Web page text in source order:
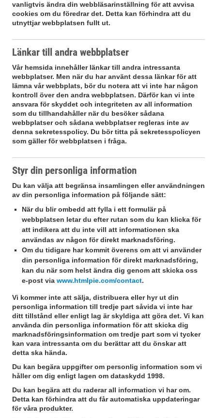
vanligtvis ändra din webbläsarinställning för att avvisa
cookies om du föredrar det. Detta kan förhindra att du
utnyttjar webbplatsen fullt ut.
Länkar till andra webbplatser
Vår hemsida innehåller länkar till andra intressanta
webbplatser. Men när du har använt dessa länkar för att
lämna vår webbplats, bör du notera att vi inte har någon
kontroll över den andra webbplatsen. Därför kan vi inte
ansvara för skyddet och integriteten av all information
som du tillhandahåller när du besöker sådana
webbplatser och sådana webbplatser regleras inte av
denna sekretesspolicy. Du bör titta på sekretesspolicyen
som gäller för webbplatsen i fråga.
Styr din personliga information
Du kan välja att begränsa insamlingen eller användningen
av din personliga information på följande sätt:
När du blir ombedd att fylla i ett formulär på
webbplatsen letar du efter rutan som du kan klicka för
att indikera att du inte vill att informationen ska
användas av någon för direkt marknadsföring.
Om du tidigare har kommit överens om att vi använder
din personliga information för direkt marknadsföring,
kan du när som helst ändra dig genom att skicka oss
e-post via www.htmlpie.com/contact.
Vi kommer inte att sälja, distribuera eller hyr ut din
personliga information till tredje part såvida vi inte har
ditt tillstånd eller enligt lag är skyldiga att göra det. Vi kan
använda din personliga information för att skicka dig
marknadsföringsinformation om tredje part som vi tycker
kan vara intressanta om du berättar att du önskar att
detta ska hända.
Du kan begära uppgifter om personlig information som vi
håller om dig enligt lagen om dataskydd 1998.
Du kan begära att du raderar all information vi har om.
Detta kan förhindra att du får automatiska uppdateringar
för våra produkter.